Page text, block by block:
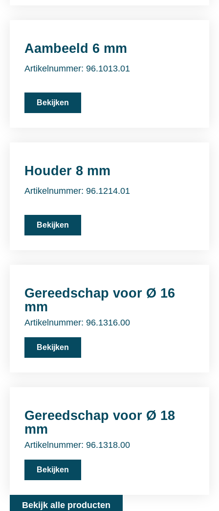
Aambeeld 6 mm
Artikelnummer: 96.1013.01
Bekijken
Houder 8 mm
Artikelnummer: 96.1214.01
Bekijken
Gereedschap voor Ø 16
mm
Artikelnummer: 96.1316.00
Bekijken
Gereedschap voor Ø 18
mm
Artikelnummer: 96.1318.00
Bekijken
Bekijk alle producten